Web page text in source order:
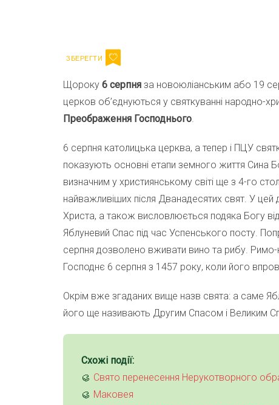
Щороку 6 серпня за новоюліанським або 19
церков об’єднуються у святкуванні народно-
Преображення Господнього.
6 серпня католицька церква, а тепер і ПЦУ
показують основні етапи земного життя Сина
визначним у християнському світі ще з 4-го
найважливіших після Дванадесятих свят. У
Христа, а також висловлюється подяка Богу
Яблуневий Спас під час Успенського посту.
серпня дозволено вживати вино та рибу.
Господнє 6 серпня з 1457 року, коли його
Окрім вже згаданих вище назв свята: а саме
його ще називають Другим Спасом і Великим
Схожі події:
🥮 Свято перенесення Нерукотворного
🥮 Маковея